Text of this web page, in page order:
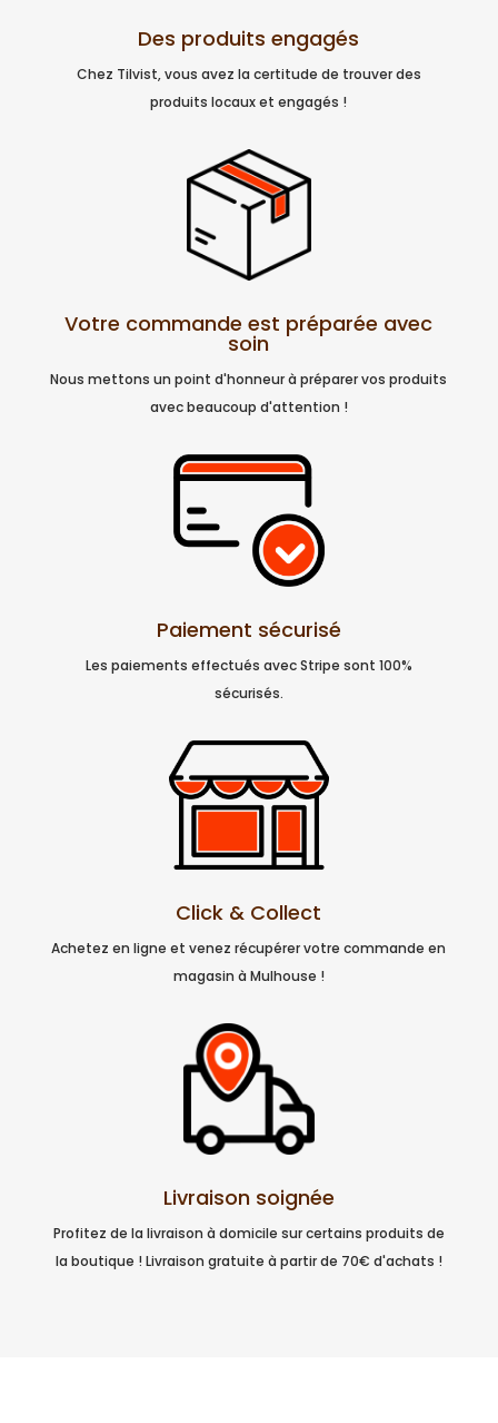
Des produits engagés
Chez Tilvist, vous avez la certitude de trouver des
produits locaux et engagés !
Votre commande est préparée avec
soin
Nous mettons un point d'honneur à préparer vos produits
avec beaucoup d'attention !
Paiement sécurisé
Les paiements effectués avec Stripe sont 100%
sécurisés.
Click & Collect
Achetez en ligne et venez récupérer votre commande en
magasin à Mulhouse !
Livraison soignée
Profitez de la livraison à domicile sur certains produits de
la boutique ! Livraison gratuite à partir de 70€ d'achats !